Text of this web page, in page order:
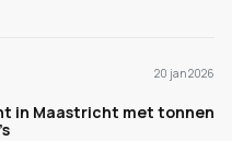
20 jan 2026
in Maastricht met tonnen